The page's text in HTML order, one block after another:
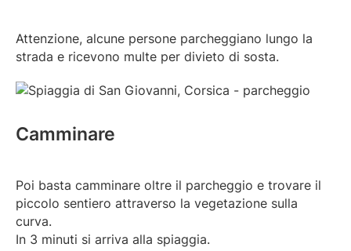
Attenzione, alcune persone parcheggiano lungo la
strada e ricevono multe per divieto di sosta.
Camminare
Poi basta camminare oltre il parcheggio e trovare il
piccolo sentiero attraverso la vegetazione sulla
curva.
In 3 minuti si arriva alla spiaggia.